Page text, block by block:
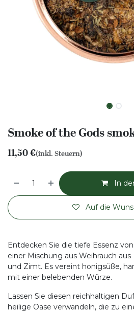
Smoke of the Gods
11,50€(inkl. Steuern)
In
Auf die
Entdecken Sie die tiefe Essenz
einer Mischung aus Weihrauch aus
und Zimt. Es vereint honigsüße,
mit einer belebenden Würze.
Lassen Sie diesen reichhaltigen
heilige Oase verwandeln, die zu